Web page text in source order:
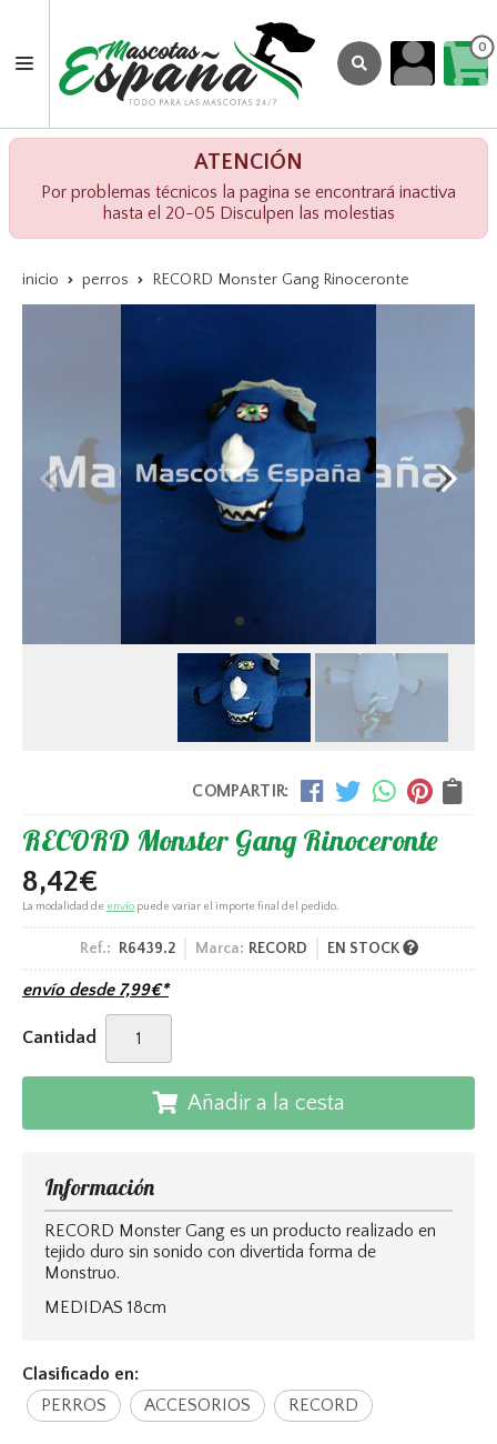
0
ATENCIÓN
Por problemas técnicos la pagina se encontrará inactiva
hasta el 20-05 Disculpen las molestias
inicio perros RECORD Monster Gang Rinoceronte
COMPARTIR:
RECORD Monster Gang Rinoceronte
8,42€
La modalidad de envío puede variar el importe final del pedido.
Ref.: R6439.2 Marca: RECORD EN STOCK
envío desde 7,99€*
Cantidad
Añadir a la cesta
Información
RECORD Monster Gang es un producto realizado en
tejido duro sin sonido con divertida forma de
Monstruo.
MEDIDAS 18cm
Clasificado en:
PERROS
ACCESORIOS RECORD